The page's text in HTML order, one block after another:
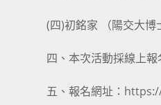
(四)初銘家 （陽交大博
四、本次活動採線上
五、報名網址：